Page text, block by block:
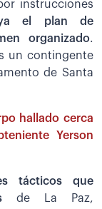
instrucciones
el plan de
organizado.
un contingente
de Santa
hallado cerca
Yerson
tácticos que
de La Paz,